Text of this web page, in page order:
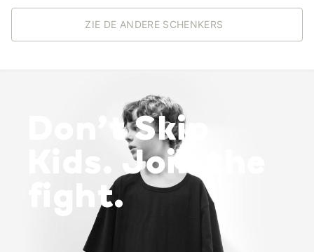
ZIE DE ANDERE SCHENKERS
Don’t Skip
Kids. Join the
fight.